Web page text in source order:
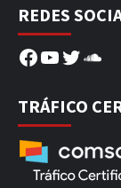
REDES
Facebook
YouTube
Twitter
TRÁFICO